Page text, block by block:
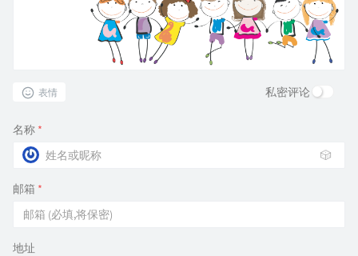
表情 私密评论
名称 *
🎲
邮箱 *
地址